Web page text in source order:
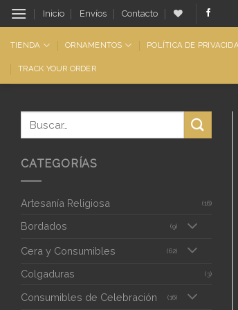
Saltar
al
contenido
Inicio Envíos Contacto
TIENDA ORNAMENTOS POLÍTICA DE
TRACK YOUR ORDER
CATEGORÍAS
Artesanía Religiosa (16)
Bordados (9)
Cera y Consumibles (62)
Colgaduras (3)
Consumibles de Celebración (16)